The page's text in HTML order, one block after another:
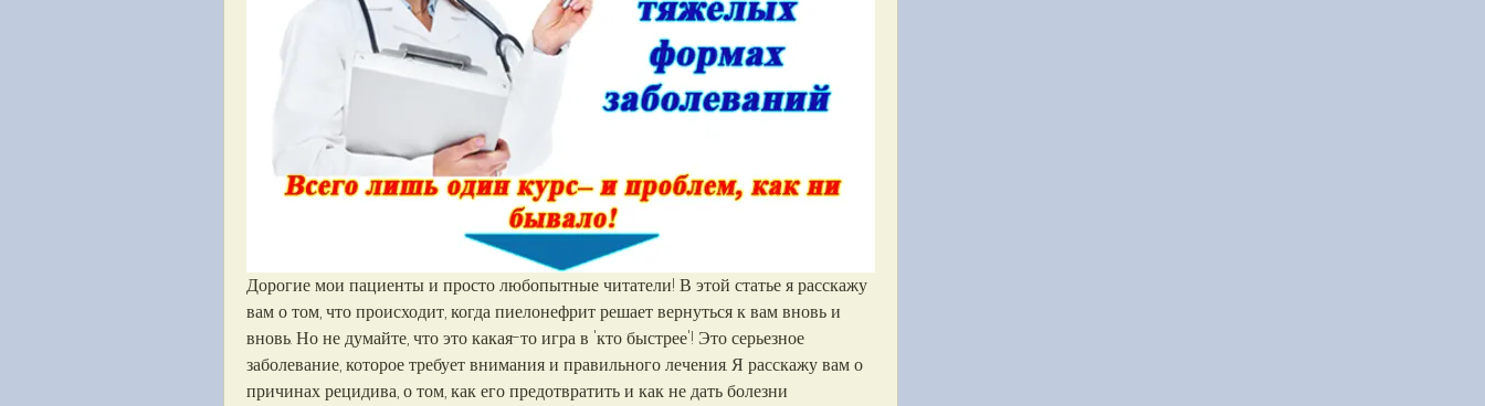
Дорогие мои пациенты и просто любопытные читатели! В этой статье я расскажу
вам о том, что происходит, когда пиелонефрит решает вернуться к вам вновь и
вновь. Но не думайте, что это какая-то игра в 'кто быстрее'! Это серьезное
заболевание, которое требует внимания и правильного лечения. Я расскажу вам о
причинах рецидива, о том, как его предотвратить и как не дать болезни